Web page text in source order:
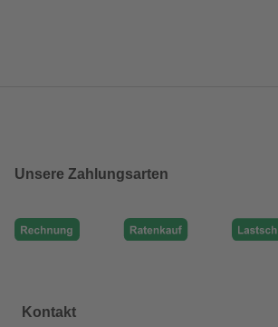
Unsere Zahlungsarten
Kontakt